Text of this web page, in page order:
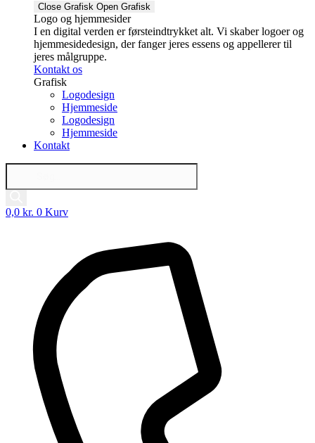
Close Grafisk Open Grafisk
Logo og hjemmesider
I en digital verden er førsteindtrykket alt. Vi skaber logoer og
hjemmesidedesign, der fanger jeres essens og appellerer til
jeres målgruppe.
Kontakt os
Grafisk
Logodesign
Hjemmeside
Logodesign
Hjemmeside
Kontakt
Products
0,0 kr. 0 Kurv